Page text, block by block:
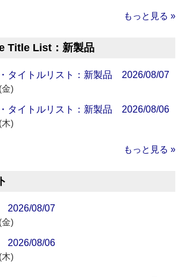
もっと見る »
Title List：新製品
タイトルリスト：新製品 2026/08/07
)
タイトルリスト：新製品 2026/08/06
)
もっと見る »
2026/08/07
)
2026/08/06
)